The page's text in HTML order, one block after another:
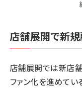
店舗展開で新
店舗展開では新店
ファン化を進めてい